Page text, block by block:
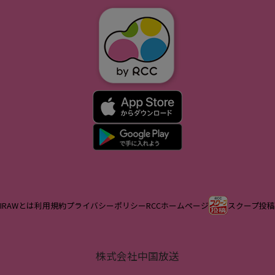
IRAWとは利用規約プライバシーポリシーRCCホームページ スクープ投稿
株式会社中国放送